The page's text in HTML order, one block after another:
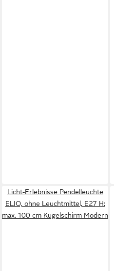
Licht-Erlebnisse Pendelleuchte
ELIO, ohne Leuchtmittel, E27 H:
max. 100 cm Kugelschirm Modern